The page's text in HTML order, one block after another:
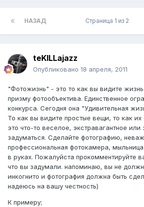
НАЗАД Страница 1 из 2
teKILLajazz
Опубликовано 18 апреля, 2011
"Фотожизнь" - это то как вы видите
призму фотообъектива. Единственное
конкурса. Сегодня она "Удивительная
То как вы видите простые вещи, то как
это что-то веселое, экстравагантное
задуматься. Сделайте фотографию,
профессиональная фотокамера,
в руках. Пожалуйста прокомментируйте
что вы задумали. напоминаю, вы не
инкогнито и фотография должна быть
надеюсь на вашу честность)
К примеру;